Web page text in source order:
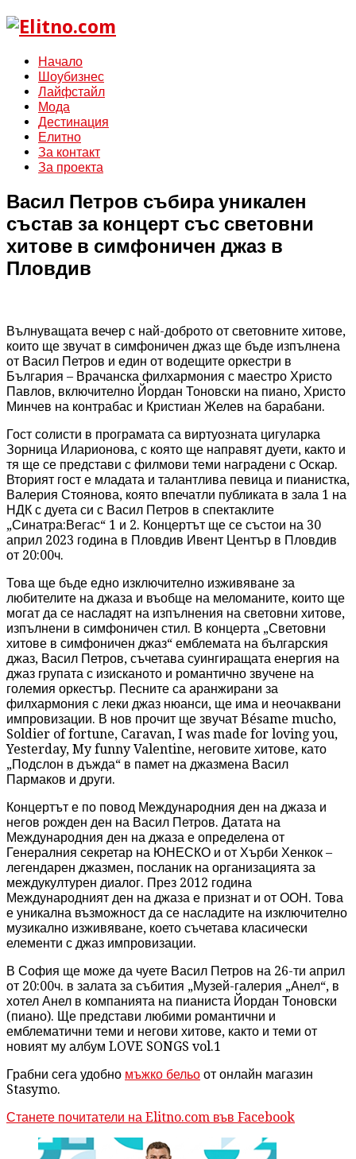
Начало
Шоубизнес
Лайфстайл
Мода
Дестинация
Елитно
За контакт
За проекта
Васил Петров събира уникален
състав за концерт със световни
хитове в симфоничен джаз в
Пловдив
Вълнуващата вечер с най-доброто от световните хитове,
които ще звучат в симфоничен джаз ще бъде изпълнена
от Васил Петров и един от водещите оркестри в
България – Врачанска филхармония с маестро Христо
Павлов, включително Йордан Тоновски на пиано, Христо
Минчев на контрабас и Кристиан Желев на барабани.
Гост солисти в програмата са виртуозната цигуларка
Зорница Иларионова, с която ще направят дуети, както и
тя ще се представи с филмови теми наградени с Оскар.
Вторият гост е младата и талантлива певица и пианистка,
Валерия Стоянова, която впечатли публиката в зала 1 на
НДК с дуета си с Васил Петров в спектаклите
„Синатра:Вегас“ 1 и 2. Концертът ще се състои на 30
април 2023 година в Пловдив Ивент Център в Пловдив
от 20:00ч.
Това ще бъде едно изключително изживяване за
любителите на джаза и въобще на меломаните, които ще
могат да се насладят на изпълнения на световни хитове,
изпълнени в симфоничен стил. В концерта „Световни
хитове в симфоничен джаз“ емблемата на българския
джаз, Васил Петров, съчетава суингиращата енергия на
джаз групата с изисканото и романтично звучене на
големия оркестър. Песните са аранжирани за
филхармония с леки джаз нюанси, ще има и неочаквани
импровизации. В нов прочит ще звучат Bésame mucho,
Soldier of fortune, Caravan, I was made for loving you,
Yesterday, My funny Valentine, неговите хитове, като
„Подслон в дъжда“ в памет на джазмена Васил
Пармаков и други.
Концертът е по повод Международния ден на джаза и
негов рожден ден на Васил Петров. Датата на
Международния ден на джаза е определена от
Генералния секретар на ЮНЕСКО и от Хърби Хенкок –
легендарен джазмен, посланик на организацията за
междукултурен диалог. През 2012 година
Международният ден на джаза е признат и от ООН. Това
е уникална възможност да се насладите на изключително
музикално изживяване, което съчетава класически
елементи с джаз импровизации.
В София ще може да чуете Васил Петров на 26-ти април
от 20:00ч. в залата за събития „Музей-галерия „Анел“, в
хотел Анел в компанията на пианиста Йордан Тоновски
(пиано). Ще представи любими романтични и
емблематични теми и негови хитове, както и теми от
новият му албум LOVE SONGS vol.1
Грабни сега удобно мъжко бельо от онлайн магазин
Stasymo.
Станете почитатели на Elitno.com във Facebook